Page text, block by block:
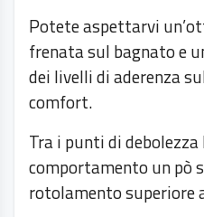
Potete aspettarvi
frenata sul bagnato e
dei livelli di aderenza
comfort.
Tra i punti di
comportamento un pò
rotolamento superiore